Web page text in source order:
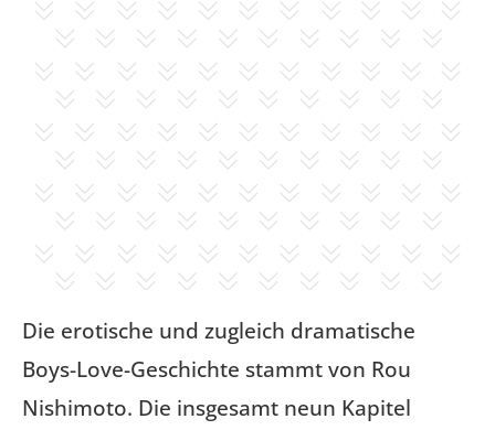
Die erotische und zugleich dramatische
Boys-Love-Geschichte stammt von Rou
Nishimoto. Die insgesamt neun Kapitel